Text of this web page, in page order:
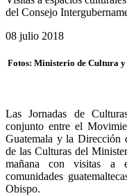
del Consejo
08 julio 2018
Fotos: Ministerio de Cultura y
Las Jornadas de
conjunto entre el
Guatemala y la Dirección
de las Culturas del
mañana convisitas a
comunidades
Obispo.